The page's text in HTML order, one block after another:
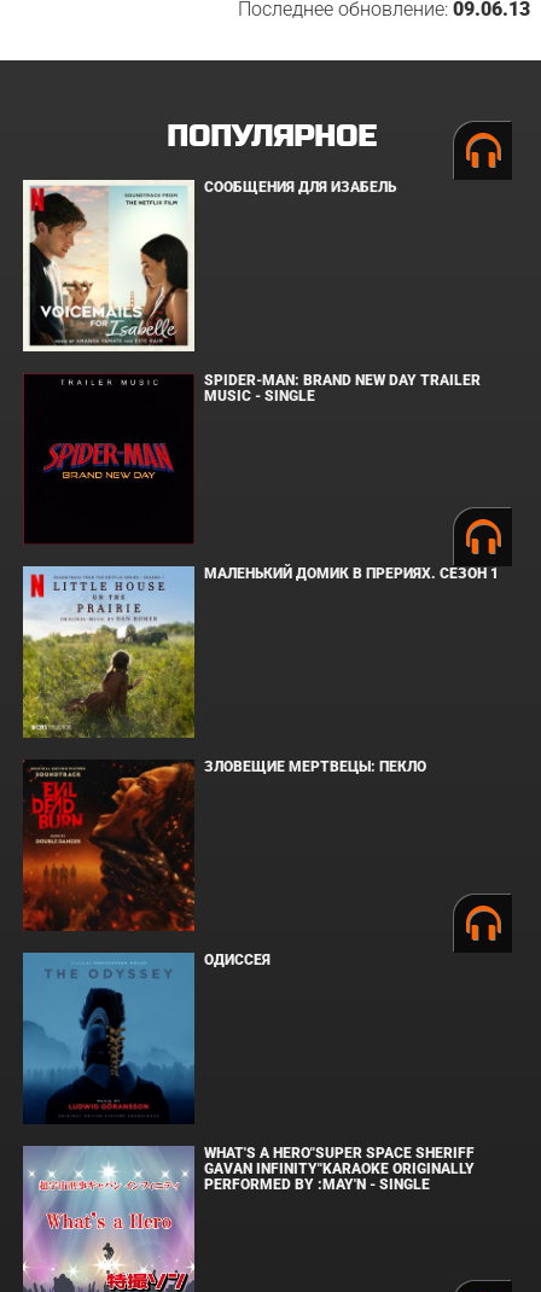
Последнее обновление:09.06.13
ПОПУЛЯРНОЕ
СООБЩЕНИЯ ДЛЯ ИЗАБЕЛЬ
SPIDER-MAN: BRAND NEW DAY TRAILER
MUSIC - SINGLE
МАЛЕНЬКИЙ ДОМИК В ПРЕРИЯХ. СЕЗОН 1
ЗЛОВЕЩИЕ МЕРТВЕЦЫ: ПЕКЛО
ОДИССЕЯ
WHAT'S A HERO"SUPER SPACE SHERIFF
GAVAN INFINITY"KARAOKE ORIGINALLY
PERFORMED BY :MAY'N - SINGLE